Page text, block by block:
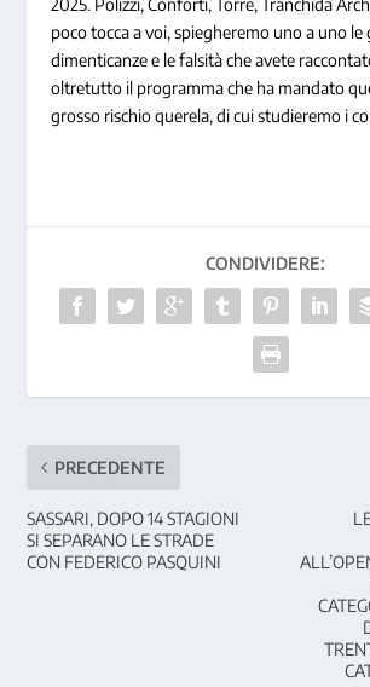
poco tocca a voi, spiegheremo uno a uno le
dimenticanze e le falsità che avete
oltretutto il programma che ha mandato
grosso rischio querela, di cui studieremo i
CONDIVIDERE:
PRECEDENTE
SASSARI, DOPO 14 STAGIONI
SI SEPARANO LE STRADE
CON FEDERICO PASQUINI